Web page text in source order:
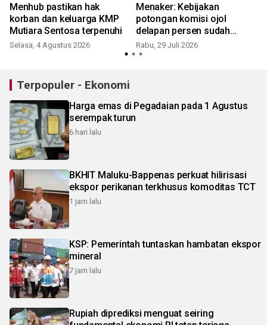
Menhub pastikan hak
korban dan keluarga KMP
Mutiara Sentosa terpenuhi
Selasa, 4 Agustus 2026
Menaker: Kebijakan
potongan komisi ojol
delapan persen sudah
berjalan
Rabu, 29 Juli 2026
Terpopuler - Ekonomi
Harga emas di Pegadaian pada 1 Agustus
serempak turun
6 hari lalu
BKHIT Maluku-Bappenas perkuat hilirisasi
ekspor perikanan terkhusus komoditas TCT
1 jam lalu
KSP: Pemerintah tuntaskan hambatan ekspor
mineral
7 jam lalu
Rupiah diprediksi menguat seiring